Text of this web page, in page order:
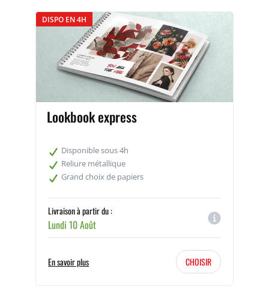
livres de recettes livre d’art livre photo
book de mannequin
DISPO EN 4H
Lookbook express
Disponible sous 4h
Reliure métallique
Grand choix de papiers
Livraison à partir du :
Lundi 10 Août
En savoir plus CHOISIR